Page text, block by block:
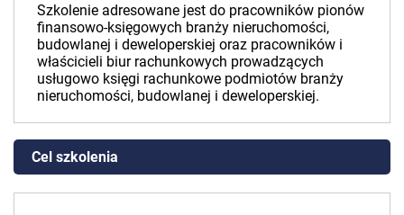
Szkolenie adresowane jest do pracowników pionów
finansowo-księgowych branży nieruchomości,
budowlanej i deweloperskiej oraz pracowników i
właścicieli biur rachunkowych prowadzących
usługowo księgi rachunkowe podmiotów branży
nieruchomości, budowlanej i deweloperskiej.
Cel szkolenia